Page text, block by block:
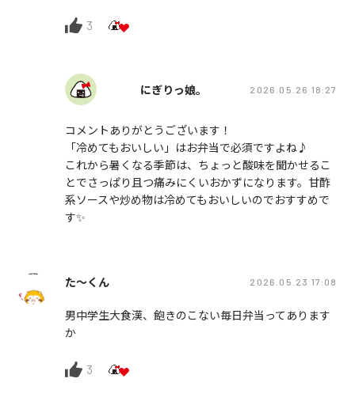
3
にぎりっ娘。 2026.05.26 18:27
コメントありがとうございます！
「冷めてもおいしい」はお弁当で必須ですよね♪
これから暑くなる季節は、ちょっと酸味を聞かせるこ
とでさっぱり且つ痛みにくいおかずになります。甘酢
系ソースや炒め物は冷めてもおいしいのでおすすめで
す✨️
た〜くん 2026.05.23 17:08
男中学生大食漢、飽きのこない毎日弁当ってあります
か
3